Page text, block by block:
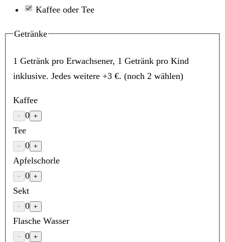
Kaffee oder Tee
Getränke
1 Getränk pro Erwachsener, 1 Getränk pro Kind
inklusive. Jedes weitere +3 €. (noch 2 wählen)
Kaffee
− 0 +
Tee
− 0 +
Apfelschorle
− 0 +
Sekt
− 0 +
Flasche Wasser
− 0 +